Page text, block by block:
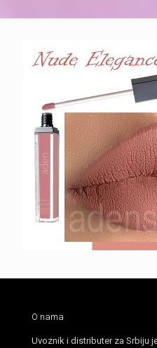
O nama
Uvoznik i distributer za Srbiju